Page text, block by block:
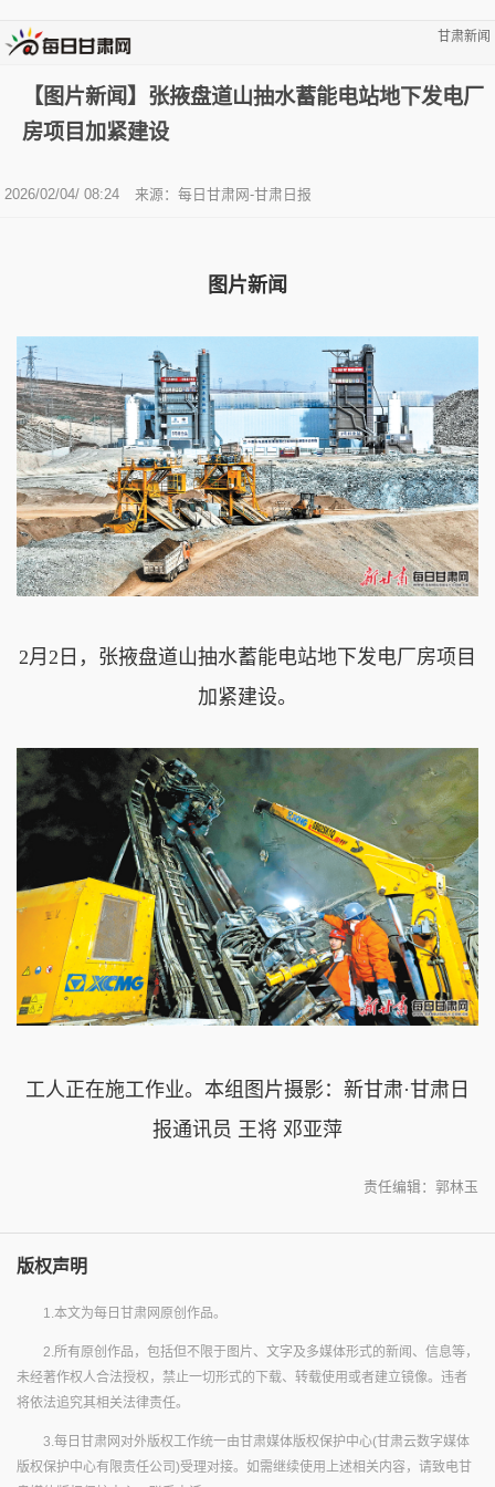
甘肃新闻
【图片新闻】张掖盘道山抽水蓄能电站地下发电厂
房项目加紧建设
2026/02/04/ 08:24 来源：每日甘肃网-甘肃日报
图片新闻
2月2日，张掖盘道山抽水蓄能电站地下发电厂房项目
加紧建设。
工人正在施工作业。本组图片摄影：新甘肃·甘肃日
报通讯员 王将 邓亚萍
责任编辑：郭林玉
版权声明
1.本文为每日甘肃网原创作品。
2.所有原创作品，包括但不限于图片、文字及多媒体形式的新闻、信息等，
未经著作权人合法授权，禁止一切形式的下载、转载使用或者建立镜像。违者
将依法追究其相关法律责任。
3.每日甘肃网对外版权工作统一由甘肃媒体版权保护中心(甘肃云数字媒体
版权保护中心有限责任公司)受理对接。如需继续使用上述相关内容，请致电甘